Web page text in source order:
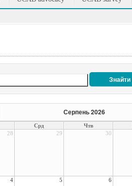
Серпень 2026
Срд Чтв
28 29 30
4 5 6